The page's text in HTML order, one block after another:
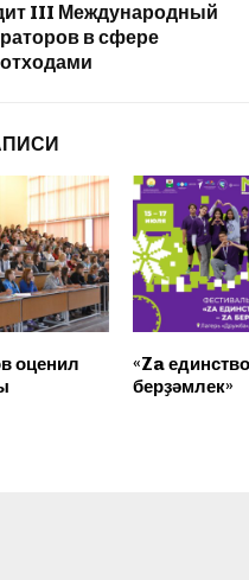
III Международный
в сфере
оценил
«Za
берҙәмлек»